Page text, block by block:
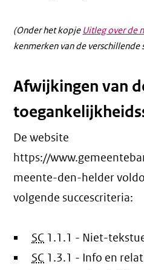
(Onder het kopje Uitleg over de
kenmerken van de verschillende
Afwijkingen van
De website
https://
meente-den-helder
volgende succescriteria:
SC 1.1.1 - Niet-
SC 1.3.1 - Info en